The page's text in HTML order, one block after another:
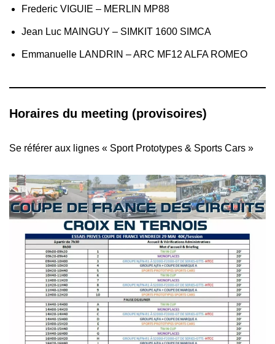
Frederic VIGUIE – MERLIN MP88
Jean Luc MAINGUY – SIMKIT 1600 SIMCA
Emmanuelle LANDRIN – ARC MF12 ALFA ROMEO
Horaires du meeting (provisoires)
Se référer aux lignes « Sport Prototypes & Sports Cars »